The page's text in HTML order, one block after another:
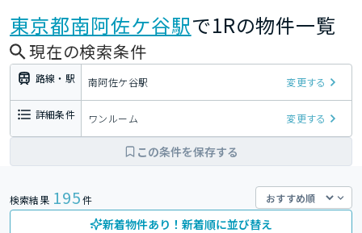
東京都南阿佐ケ谷駅で1Rの物件一覧
現在の検索条件
路線・駅 南阿佐ケ谷駅 変更する
詳細条件 ワンルーム 変更する
この条件を保存する
検索結果 195件
新着物件あり！新着順に並び替え